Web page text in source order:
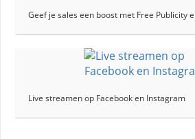
Geef je sales een boost met Free Publicity
Live streamen op Facebook en Instagram